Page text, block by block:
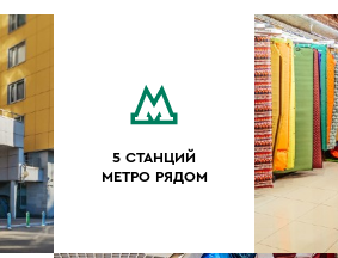
5 СТАНЦИЙ
МЕТРО РЯДОМ